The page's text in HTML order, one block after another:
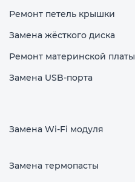
Ремонт петель крышки
Замена жёсткого диска
Ремонт материнской платы
Замена USB-порта
Замена Wi-Fi модуля
Замена термопасты